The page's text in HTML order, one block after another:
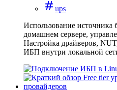
ups
Использование источника
домашнем сервере,
Настройка драйверов,
ИБП внутри локальной